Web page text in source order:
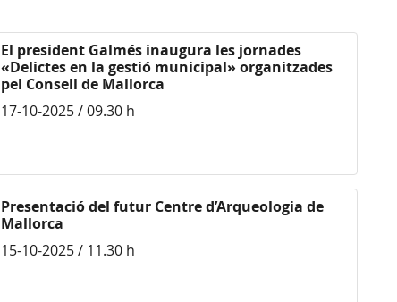
El president Galmés inaugura les jornades
«Delictes en la gestió municipal» organitzades
pel Consell de Mallorca
17-10-2025 / 09.30 h
Presentació del futur Centre d’Arqueologia de
Mallorca
15-10-2025 / 11.30 h